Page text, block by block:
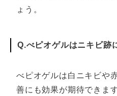
ょう。
Q.べピオゲルはニキビ跡
べピオゲルは白ニキビや
善にも効果が期待できま